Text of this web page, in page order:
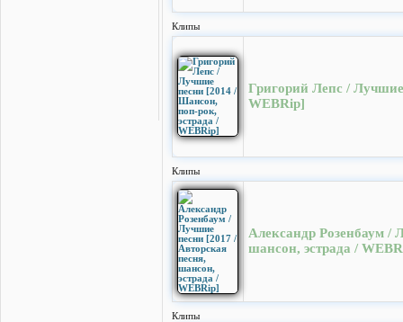
Клипы
Григорий Лепс /
WEBRip]
Клипы
Александр Розенбаум /
шансон, эстрада /
Клипы